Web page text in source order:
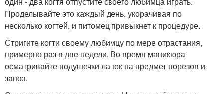
Проделывайте это каждый день, укорачивая по
несколько когтей, и питомец привыкнет к процедуре.
Стригите когти своему любимцу по мере отрастания,
примерно раз в две недели. Во время маникюра
осматривайте подушечки лапок на предмет порезов и
заноз.